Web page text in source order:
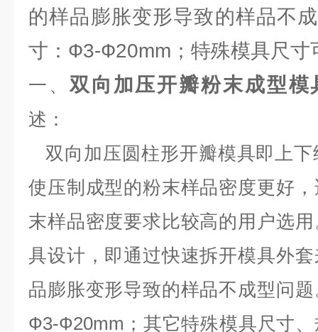
的样品膨胀变形导致的样品不
寸：Ф3-Ф20mm；特殊模具尺寸
一、 双向加压开瓣粉末成型
述：
双向加压圆柱形开瓣模具即上
使压制成型的粉末样品密度更好
末样品密度要求比较高的用户选
具设计，即通过快速拆开模具外
品膨胀变形导致的样品不成型问
Ф3-Ф20mm；其它特殊模具尺寸